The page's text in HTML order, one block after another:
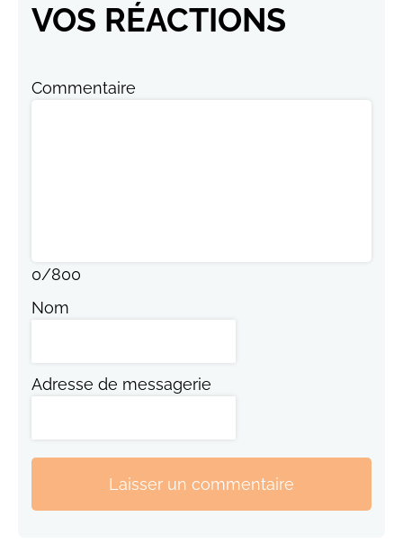
VOS RÉACTIONS
Commentaire
0/800
Nom
Adresse de messagerie
Laisser un commentaire